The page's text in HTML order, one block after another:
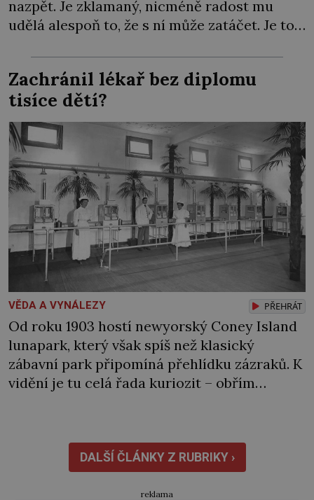
nazpět. Je zklamaný, nicméně radost mu
udělá alespoň to, že s ní může zatáčet. Je to
není hloupým výmyslem. Chce to jen víc
času a peněz, aby ji byl schopen sestrojit…
Síla páry ho […]
Zachránil lékař bez diplomu
tisíce dětí?
VĚDA A VYNÁLEZY PŘEHRÁT
Od roku 1903 hostí newyorský Coney Island
lunapark, který však spíš než klasický
zábavní park připomíná přehlídku zázraků. K
vidění je tu celá řada kuriozit – obřím
trpaslíků konče. Dokonce jsou tu i první
inkubátory. I s předčasně narozenými dětmi!
Novorozenci, umístění ve zdejším zařízení,
DALŠÍ ČLÁNKY Z RUBRIKY ›
reklama